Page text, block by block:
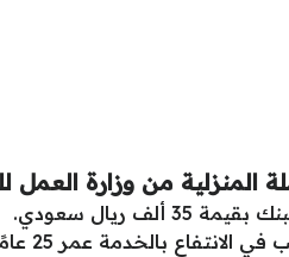
المنزلية من وزارة
ريال سعودي.
عمر 25 عامًا ولا يقل عن هذا العمر.